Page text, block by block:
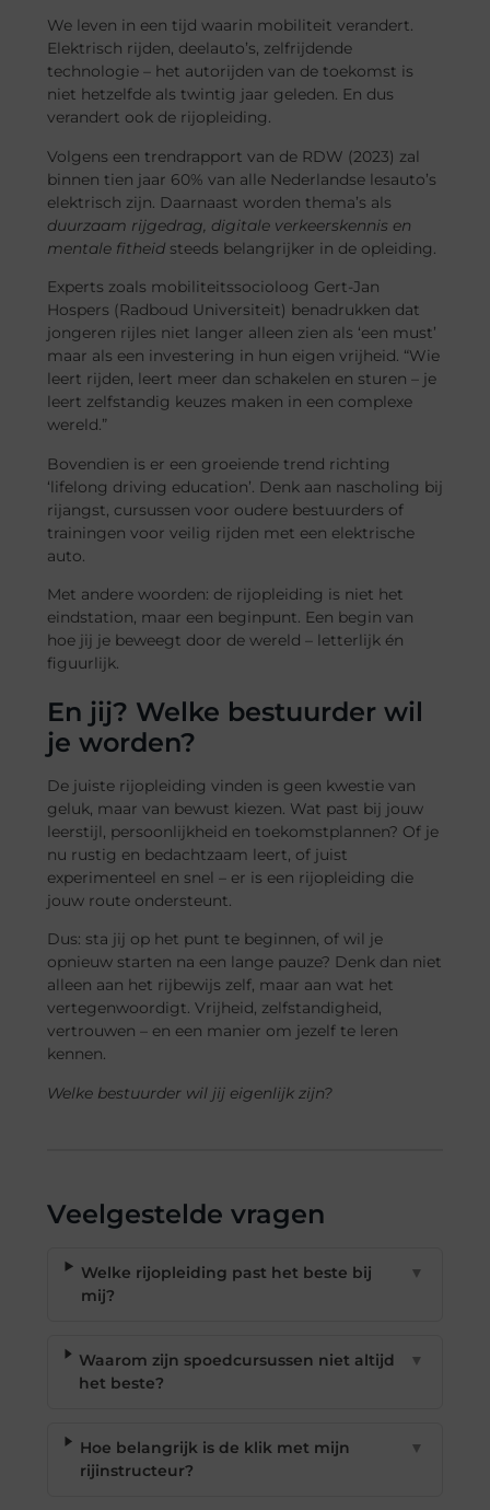
We leven in een tijd waarin mobiliteit verandert.
Elektrisch rijden, deelauto’s, zelfrijdende
technologie – het autorijden van de toekomst is
niet hetzelfde als twintig jaar geleden. En dus
verandert ook de rijopleiding.
Volgens een trendrapport van de RDW (2023) zal
binnen tien jaar 60% van alle Nederlandse lesauto’s
elektrisch zijn. Daarnaast worden thema’s als
duurzaam rijgedrag, digitale verkeerskennis en
mentale fitheidsteeds belangrijker in de opleiding.
Experts zoals mobiliteitssocioloog Gert-Jan
Hospers (Radboud Universiteit) benadrukken dat
jongeren rijles niet langer alleen zien als ‘een must’
maar als een investering in hun eigen vrijheid. “Wie
leert rijden, leert meer dan schakelen en sturen – je
leert zelfstandig keuzes maken in een complexe
wereld.”
Bovendien is er een groeiende trend richting
‘lifelong driving education’. Denk aan nascholing bij
rijangst, cursussen voor oudere bestuurders of
trainingen voor veilig rijden met een elektrische
auto.
Met andere woorden: de rijopleiding is niet het
eindstation, maar een beginpunt. Een begin van
hoe jij je beweegt door de wereld – letterlijk én
figuurlijk.
En jij? Welke bestuurder wil
je worden?
De juiste rijopleiding vinden is geen kwestie van
geluk, maar van bewust kiezen. Wat past bij jouw
leerstijl, persoonlijkheid en toekomstplannen? Of je
nu rustig en bedachtzaam leert, of juist
experimenteel en snel – er is een rijopleiding die
jouw route ondersteunt.
Dus: sta jij op het punt te beginnen, of wil je
opnieuw starten na een lange pauze? Denk dan niet
alleen aan het rijbewijs zelf, maar aan wat het
vertegenwoordigt. Vrijheid, zelfstandigheid,
vertrouwen – en een manier om jezelf te leren
kennen.
Welke bestuurder wil jij eigenlijk zijn?
Veelgestelde vragen
Welke rijopleiding past het beste bij
mij?
▼
Waarom zijn spoedcursussen niet altijd
het beste?
▼
Hoe belangrijk is de klik met mijn
rijinstructeur?
▼